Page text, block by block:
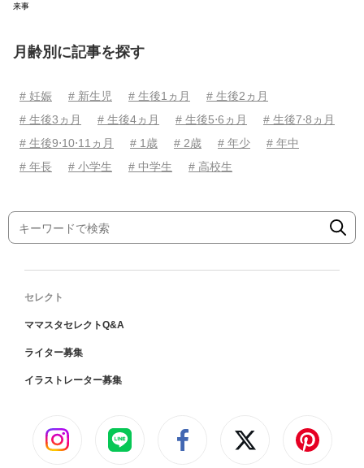
来事
月齢別に記事を探す
# 妊娠 # 新生児 # 生後1ヵ月
# 生後2ヵ月
# 生後3ヵ月
# 生後4ヵ月 # 生後5⋅6ヵ月
# 生後7⋅8ヵ月
# 生後9⋅10⋅11ヵ月
# 1歳 # 2歳 # 年少
# 年中
# 年長
# 小学生 # 中学生 # 高校生
セレクト
ママスタセレクトQ&A
ライター募集
イラストレーター募集